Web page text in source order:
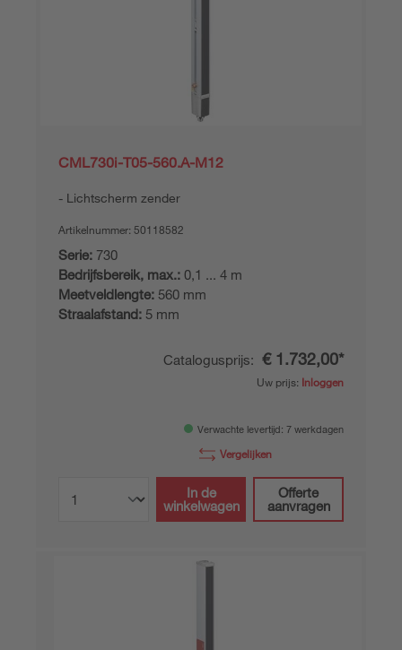
CML730i-T05-560.A-M12
Lichtscherm zender
Artikelnummer: 50118582
Serie: 730
Bedrijfsbereik, max.: 0,1 ... 4 m
Meetveldlengte: 560 mm
Straalafstand: 5 mm
Catalogusprijs: € 1.732,00*
Uw prijs: Inloggen
Verwachte levertijd: 7 werkdagen
Vergelijken
In de
winkelwagen
Offerte
aanvragen